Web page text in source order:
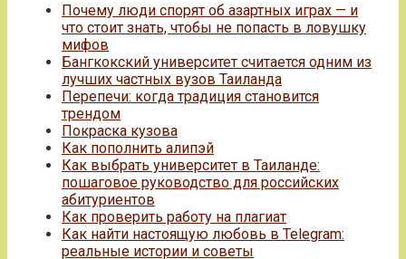
Почему люди спорят об азартных играх — и
что стоит знать, чтобы не попасть в ловушку
мифов
Бангкокский университет считается одним из
лучших частных вузов Таиланда
Перепечи: когда традиция становится
трендом
Покраска кузова
Как пополнить алипэй
Как выбрать университет в Таиланде:
пошаговое руководство для российских
абитуриентов
Как проверить работу на плагиат
Как найти настоящую любовь в Telegram:
реальные истории и советы